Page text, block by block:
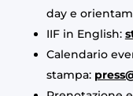
day e
IIF in English:
Calendario
stampa: